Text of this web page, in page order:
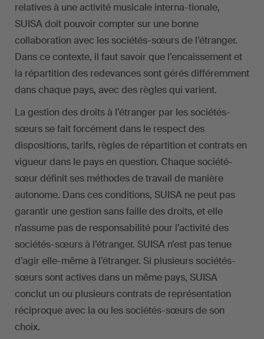
relatives à une activité musicale interna-tionale,
SUISA doit pouvoir compter sur une bonne
collaboration avec les sociétés-sœurs de l’étranger.
Dans ce contexte, il faut savoir que l’encaissement et
la répartition des redevances sont gérés différemment
dans chaque pays, avec des règles qui varient.
La gestion des droits à l’étranger par les sociétés-
sœurs se fait forcément dans le respect des
dispositions, tarifs, règles de répartition et contrats en
vigueur dans le pays en question. Chaque société-
sœur définit ses méthodes de travail de manière
autonome. Dans ces conditions, SUISA ne peut pas
garantir une gestion sans faille des droits, et elle
n’assume pas de responsabilité pour l’activité des
sociétés-sœurs à l’étranger. SUISA n’est pas tenue
d’agir elle-même à l’étranger. Si plusieurs sociétés-
sœurs sont actives dans un même pays, SUISA
conclut un ou plusieurs contrats de représentation
réciproque avec la ou les sociétés-sœurs de son
choix.